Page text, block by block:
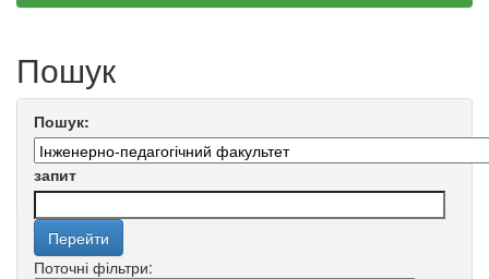
Пошук
Пошук:
запит
Поточні фільтри: